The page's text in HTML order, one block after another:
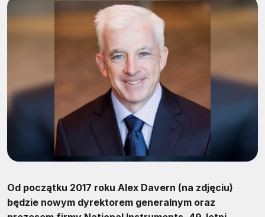
Od początku 2017 roku Alex Davern (na zdjęciu)
będzie nowym dyrektorem generalnym oraz